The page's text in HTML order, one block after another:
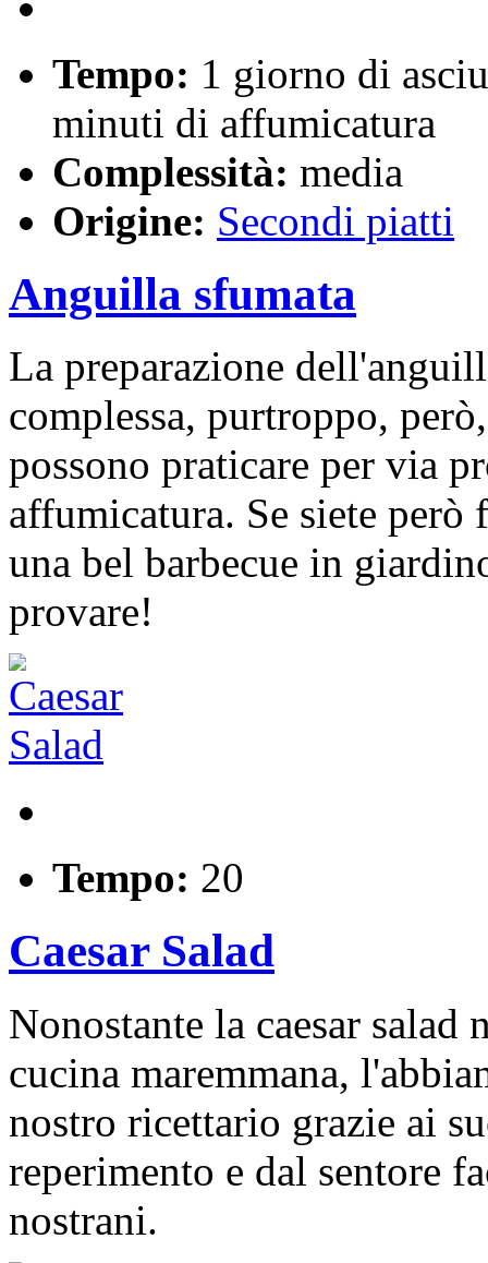
Tempo: 1 giorno di
minuti di affumicatura
Complessità: media
Origine: Secondi piatti
Anguilla sfumata
La preparazione
complessa, purtroppo,
possono praticare per via
affumicatura. Se siete
una bel barbecue in
provare!
Tempo: 20
Caesar Salad
Nonostante la caesar salad
cucina maremmana,
nostro ricettario grazie ai
reperimento e dal sentore
nostrani.